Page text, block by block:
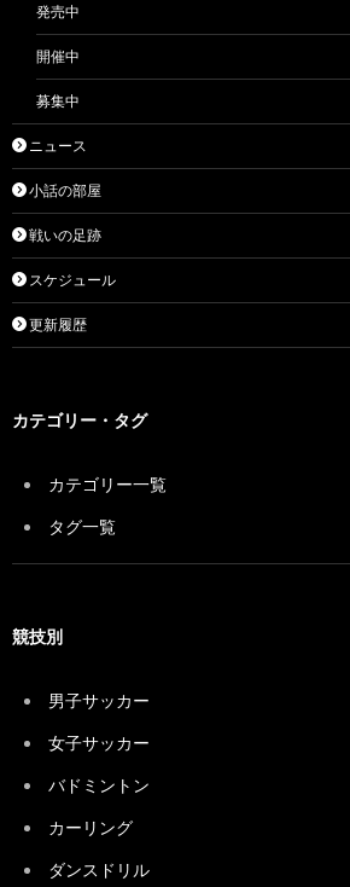
発売中
開催中
募集中
ニュース
小話の部屋
戦いの足跡
スケジュール
更新履歴
カテゴリー・タグ
カテゴリー一覧
タグ一覧
競技別
男子サッカー
女子サッカー
バドミントン
カーリング
ダンスドリル